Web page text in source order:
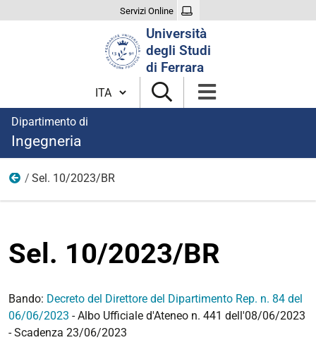
Servizi Online
Università
degli Studi
di Ferrara
Cambia lingua
Dipartimento di
Ingegneria
2023
Sel. 10/2023/BR
Sel. 10/2023/BR
Bando: Decreto del Direttore del Dipartimento Rep. n. 84 del
06/06/2023 - Albo Ufficiale d'Ateneo n. 441 dell'08/06/2023
- Scadenza 23/06/2023